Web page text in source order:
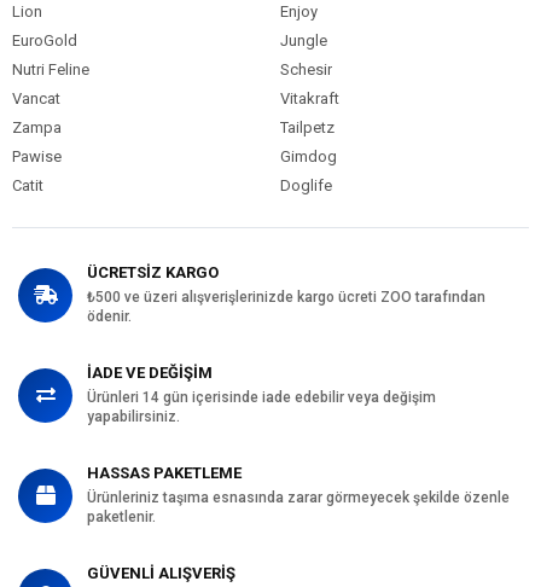
Lion
Enjoy
EuroGold
Jungle
Nutri Feline
Schesir
Vancat
Vitakraft
Zampa
Tailpetz
Pawise
Gimdog
Catit
Doglife
ÜCRETSİZ KARGO
₺500 ve üzeri alışverişlerinizde kargo ücreti ZOO tarafından
ödenir.
İADE VE DEĞİŞİM
Ürünleri 14 gün içerisinde iade edebilir veya değişim
yapabilirsiniz.
HASSAS PAKETLEME
Ürünleriniz taşıma esnasında zarar görmeyecek şekilde özenle
paketlenir.
GÜVENLİ ALIŞVERİŞ